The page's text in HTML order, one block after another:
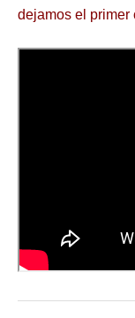
dejamos el primer